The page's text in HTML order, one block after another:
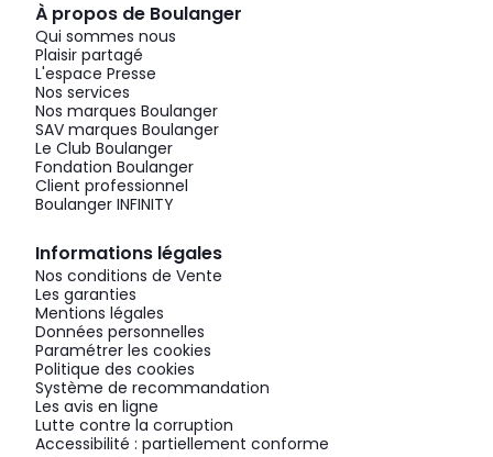
À propos de Boulanger
Qui sommes nous
Plaisir partagé
L'espace Presse
Nos services
Nos marques Boulanger
SAV marques Boulanger
Le Club Boulanger
Fondation Boulanger
Client professionnel
Boulanger INFINITY
Informations légales
Nos conditions de Vente
Les garanties
Mentions légales
Données personnelles
Paramétrer les cookies
Politique des cookies
Système de recommandation
Les avis en ligne
Lutte contre la corruption
Accessibilité : partiellement conforme